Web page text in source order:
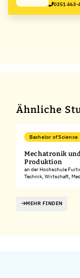
0351 463-
Ähnliche
Bachelor of Science
Mechatronik
Produktion
an der Hochschule
Technik, Wirtschaft,
MEHR FINDEN